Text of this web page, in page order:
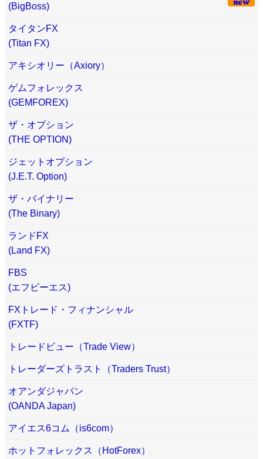
(BigBoss)
タイタンFX
(Titan FX)
アキシオリー（Axiory）
ゲムフォレックス
(GEMFOREX)
ザ・オプション
(THE OPTION)
ジェットオプション
(J.E.T. Option)
ザ・バイナリー
(The Binary)
ランドFX
(Land FX)
FBS
(エフビーエス)
FXトレード・フィナンシャル
(FXTF)
トレードビュー（Trade View）
トレーダーズトラスト（Traders Trust）
オアンダジャパン
(OANDA Japan)
アイエス6コム（is6com）
ホットフォレックス（HotForex）